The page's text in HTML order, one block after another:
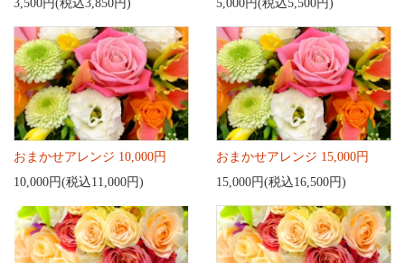
3,500円(税込3,850円)
5,000円(税込5,500円)
おまかせアレンジ 10,000円
10,000円(税込11,000円)
おまかせアレンジ 15,000円
15,000円(税込16,500円)